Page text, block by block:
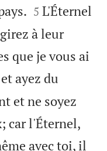


5 L'Éternel
à leur
que je vous ai
ayez du
et ne soyez
car l'Éternel,
avec toi, il